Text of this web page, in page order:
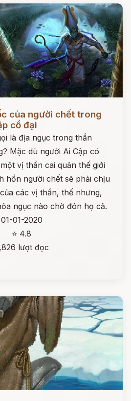
của người chết trong
cổ đại
là địa ngục trong thần
Mặc dù người Ai Cập có
vị thần cai quản thế giới
hồn người chết sẽ phải chịu
các vị thần, thế nhưng,
ngục nào chờ đón họ cả.
01-01-2020
⭐ 4.8
lượt đọc